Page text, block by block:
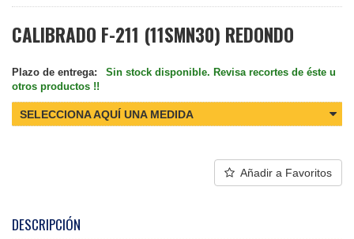
CALIBRADO F-211 (11SMN30) REDONDO
Plazo de entrega:
Sin stock disponible. Revisa recortes de éste u
otros productos !!
SELECCIONA AQUÍ UNA MEDIDA
Añadir a Favoritos
DESCRIPCIÓN